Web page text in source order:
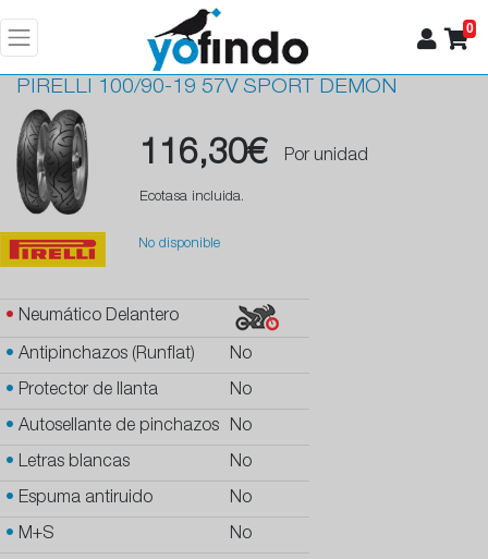
0
PIRELLI 100/90-19 57V SPORT DEMON
116,30€ Por unidad
Ecotasa incluida.
No disponible
• Neumático Delantero
• Antipinchazos (Runflat) No
• Protector de llanta No
• Autosellante de pinchazos No
• Letras blancas No
• Espuma antiruido No
• M+S No